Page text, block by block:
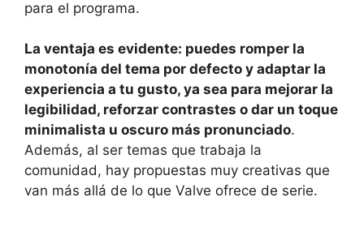
para el programa.
La ventaja es evidente: puedes romper la
monotonía del tema por defecto y adaptar la
experiencia a tu gusto, ya sea para mejorar la
legibilidad, reforzar contrastes o dar un toque
minimalista u oscuro más pronunciado.
Además, al ser temas que trabaja la
comunidad, hay propuestas muy creativas que
van más allá de lo que Valve ofrece de serie.